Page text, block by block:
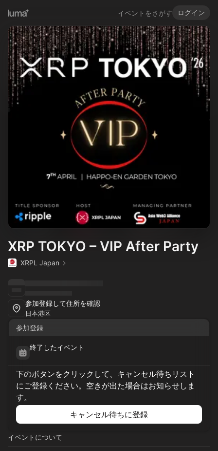
イベントをさがす ログイン
XRP TOKYO – VIP After Party
XRPL Japan
参加登録して住所を確認
日本港区
参加登録
終了したイベント
下のボタンをクリックして、キャンセル待ちリスト
にご登録ください。空きが出た場合はお知らせしま
す。
キャンセル待ちに登録
イベントについて